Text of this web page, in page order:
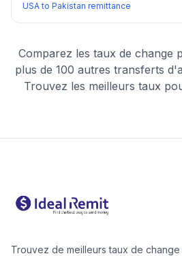
USA to Pakistan remittance
Comparez les taux de change
plus de 100 autres transferts
Trouvez les meilleurs taux
Trouvez de meilleurs taux de